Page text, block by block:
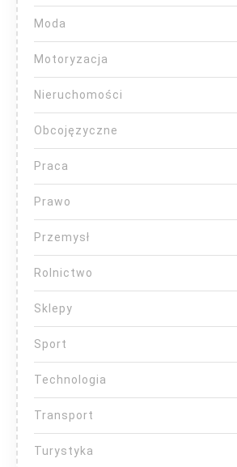
Moda
Motoryzacja
Nieruchomości
Obcojęzyczne
Praca
Prawo
Przemysł
Rolnictwo
Sklepy
Sport
Technologia
Transport
Turystyka